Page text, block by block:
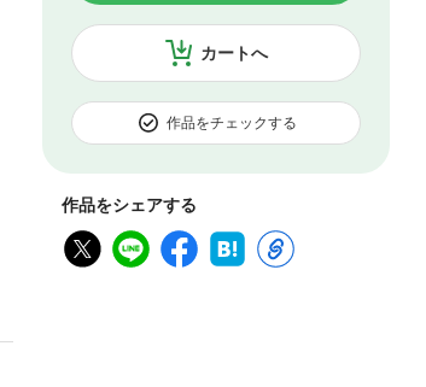
カートへ
作品をチェックする
作品をシェアする